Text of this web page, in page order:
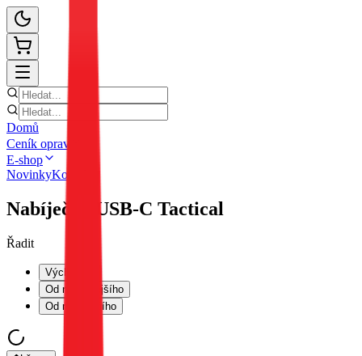
Domů
Ceník oprav
E-shop
NovinkyKontakt
Nabíječky USB-C Tactical
Řadit
Výchozí
Od nejlevnějšího
Od nejdražšího